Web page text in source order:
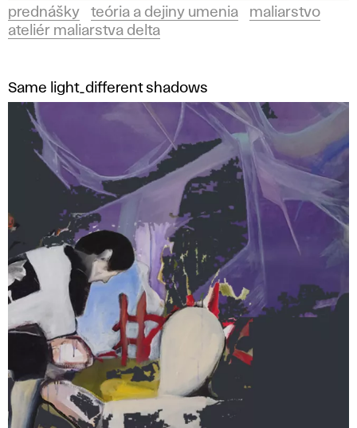
prednášky teória a dejiny umenia
maliarstvo
ateliér maliarstva delta
Same light_different shadows